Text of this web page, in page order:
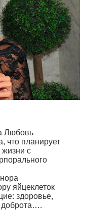
Любовь
что планирует
жизни с
яйцеклеток
здоровье,
доброта….